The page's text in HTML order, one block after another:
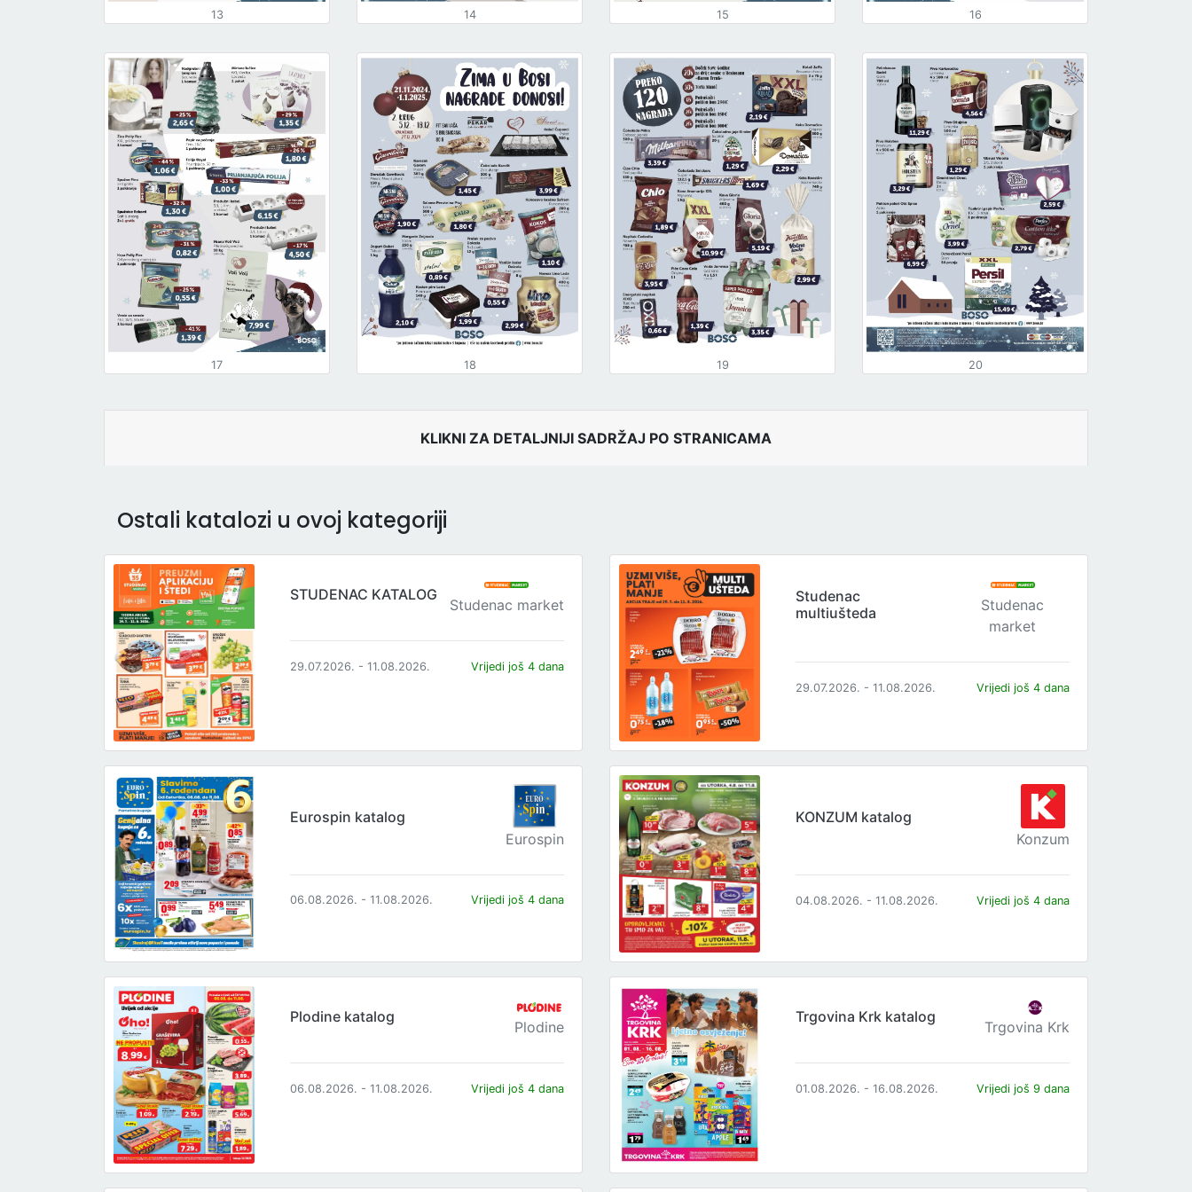
13 14 15 16
17 18 19 20
KLIKNI ZA DETALJNIJI SADRŽAJ PO STRANICAMA
Ostali katalozi u ovoj kategoriji
STUDENAC KATALOG
Studenac market
29.07.2026. - 11.08.2026. Vrijedi još 4 dana
Studenac
multiušteda
Studenac
market
29.07.2026. - 11.08.2026. Vrijedi još 4 dana
Eurospin katalog
Eurospin
06.08.2026. - 11.08.2026. Vrijedi još 4 dana
KONZUM katalog
Konzum
04.08.2026. - 11.08.2026. Vrijedi još 4 dana
Plodine katalog
Plodine
06.08.2026. - 11.08.2026. Vrijedi još 4 dana
Trgovina Krk katalog
Trgovina Krk
01.08.2026. - 16.08.2026. Vrijedi još 9 dana